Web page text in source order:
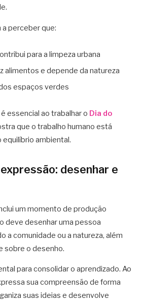
perceber que:
para a limpeza urbana
alimentos e depende da natureza
espaços verdes
essencial ao trabalhar o Dia do
que o trabalho humano está
ambiental.
desenhar e
um momento de produção
deve desenhar uma pessoa
a comunidade ou a natureza, além
sobre o desenho.
para consolidar o aprendizado. Ao
sua compreensão de forma
suas ideias e desenvolve